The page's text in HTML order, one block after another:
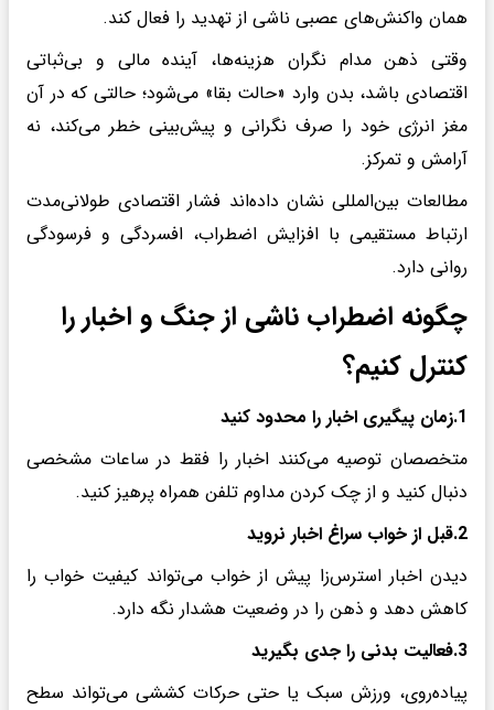
همان واکنش‌های عصبی ناشی از تهدید را فعال کند.
وقتی ذهن مدام نگران هزینه‌ها، آینده مالی و بی‌ثباتی
اقتصادی باشد، بدن وارد «حالت بقا» می‌شود؛ حالتی که در آن
مغز انرژی خود را صرف نگرانی و پیش‌بینی خطر می‌کند، نه
آرامش و تمرکز.
مطالعات بین‌المللی نشان داده‌اند فشار اقتصادی طولانی‌مدت
ارتباط مستقیمی با افزایش اضطراب، افسردگی و فرسودگی
روانی دارد.
چگونه اضطراب ناشی از جنگ و اخبار را
کنترل کنیم؟
1.زمان پیگیری اخبار را محدود کنید
متخصصان توصیه می‌کنند اخبار را فقط در ساعات مشخصی
دنبال کنید و از چک کردن مداوم تلفن همراه پرهیز کنید.
2.قبل از خواب سراغ اخبار نروید
دیدن اخبار استرس‌زا پیش از خواب می‌تواند کیفیت خواب را
کاهش دهد و ذهن را در وضعیت هشدار نگه دارد.
3.فعالیت بدنی را جدی بگیرید
پیاده‌روی، ورزش سبک یا حتی حرکات کششی می‌تواند سطح